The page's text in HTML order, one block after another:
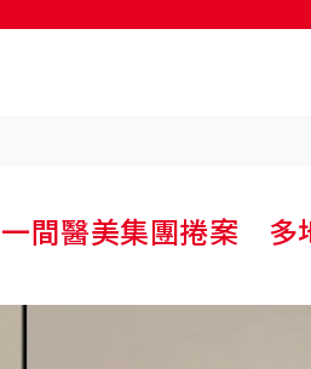
間醫美集團捲案 多